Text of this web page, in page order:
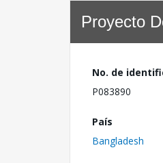
Proyecto
No. de
P083890
País
Bangladesh